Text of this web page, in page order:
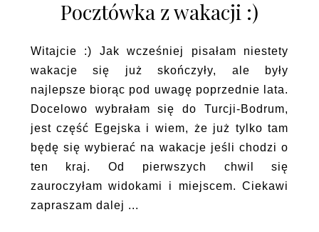
Pocztówka z wakacji :)
Witajcie :) Jak wcześniej pisałam niestety
wakacje się już skończyły, ale były
najlepsze biorąc pod uwagę poprzednie lata.
Docelowo wybrałam się do Turcji-Bodrum,
jest część Egejska i wiem, że już tylko tam
będę się wybierać na wakacje jeśli chodzi o
ten kraj. Od pierwszych chwil się
zauroczyłam widokami i miejscem. Ciekawi
zapraszam dalej ...